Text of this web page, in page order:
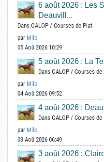
6 août 2026 : Les
Deauvill...
Dans GALOP / Courses de Plat
par Milo
05 Aoû 2026 10:29
5 août 2026 : La
Dans GALOP / Courses de
par Milo
04 Aoû 2026 09:52
4 août 2026 :
Dans GALOP / Courses de
par Milo
03 Aoû 2026 06:49
3 août 2026 :